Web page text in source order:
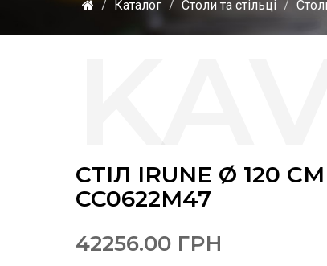
Каталог Столи та стільці
СТІЛ IRUNE Ø 120 CM
CC0622M47
42256.00 ГРН